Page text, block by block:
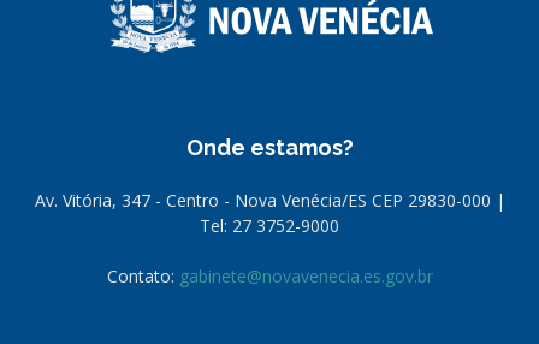
Onde estamos?
Av. Vitória, 347 - Centro - Nova Venécia/ES CEP 29830-000 |
Tel: 27 3752-9000
Contato: gabinete@novavenecia.es.gov.br